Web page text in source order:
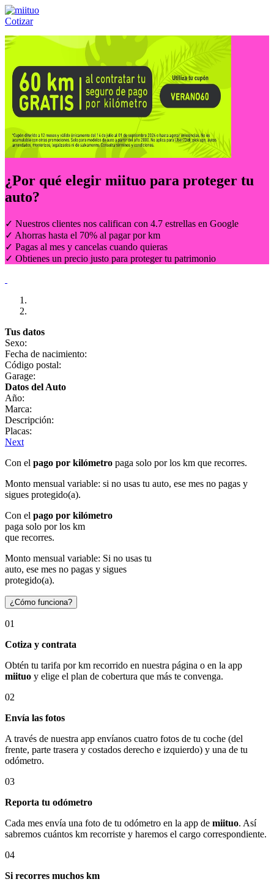
Cotizar
Llámanos al:(55) 84-21-05-00 ó
¿Por qué elegir miituo para proteger tu
auto?
✓ Nuestros clientes nos califican con 4.7 estrellas en Google
✓ Ahorras hasta el 70% al pagar por km
✓ Pagas al mes y cancelas cuando quieras
✓ Obtienes un precio justo para proteger tu patrimonio
Tus datos
Sexo:
Fecha de nacimiento:
Código postal:
Garage:
Datos del Auto
Año:
Marca:
Descripción:
Placas:
Next
Con el pago por kilómetro paga solo por los km que recorres.
Monto mensual variable: si no usas tu auto, ese mes no pagas y
sigues protegido(a).
Con el pago por kilómetro
paga solo por los km
que recorres.
Monto mensual variable: Si no usas tu
auto, ese mes no pagas y sigues
protegido(a).
¿Cómo funciona?
01
Cotiza y contrata
Obtén tu tarifa por km recorrido en nuestra página o en la app
miituo y elige el plan de cobertura que más te convenga.
02
Envía las fotos
A través de nuestra app envíanos cuatro fotos de tu coche (del
frente, parte trasera y costados derecho e izquierdo) y una de tu
odómetro.
03
Reporta tu odómetro
Cada mes envía una foto de tu odómetro en la app de miituo. Así
sabremos cuántos km recorriste y haremos el cargo correspondiente.
04
Si recorres muchos km